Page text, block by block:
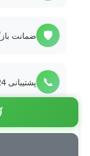
🛡️ ضمانت
📞 پشتیبانی 24 ساعته
💳 پرداخت